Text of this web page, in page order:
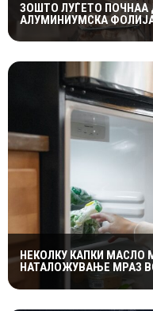
ЗОШТО ЛУЃЕТО ПОЧНАА
АЛУМИНИУМСКА
ТРИКОТ НАВИСТИНА
НЕКОЛКУ КАПКИ МАСЛО
НАТАЛОЖУВАЊЕ МРАЗ
ФУНКЦИОНИРА